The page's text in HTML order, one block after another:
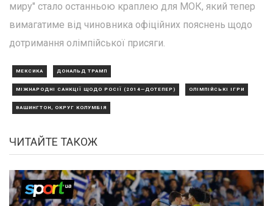
миру" стало останньою краплею для МОК, який тепер
вимагатиме від чиновника офіційних пояснень щодо
дотримання олімпійської присяги.
МЕКСИКА ДОНАЛЬД ТРАМП
МІЖНАРОДНІ САНКЦІЇ ЩОДО РОСІЇ (2014—ДОТЕПЕР) ОЛІМПІЙСЬКІ ІГРИ
ВАШИНГТОН, ОКРУГ КОЛУМБІЯ
ЧИТАЙТЕ ТАКОЖ